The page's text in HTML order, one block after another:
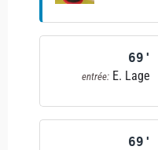
69'
entrée: E. Lage
69'